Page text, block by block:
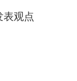
表观点